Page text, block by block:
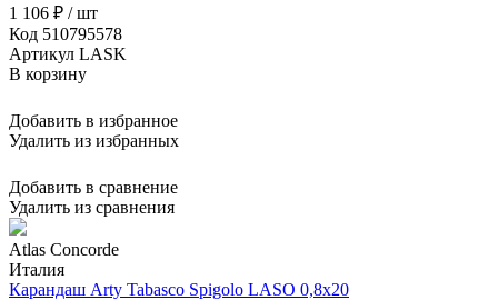
1 106 ₽ / шт
Код 510795578
Артикул LASK
В корзину
Добавить в избранное
Удалить из избранных
Добавить в сравнение
Удалить из сравнения
Atlas Concorde
Италия
Карандаш Arty Tabasco Spigolo LASO 0,8x20